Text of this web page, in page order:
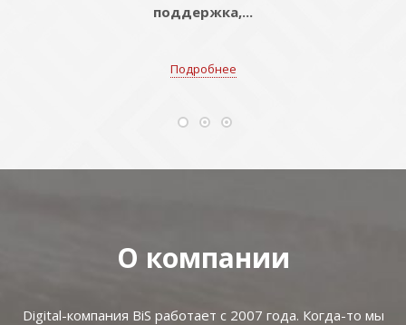
поддержка,...
Подробнее
О компании
Digital-компания BiS работает с 2007 года. Когда-то мы